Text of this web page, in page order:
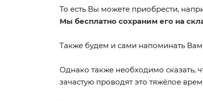
То есть Вы можете приобрести,
Мы бесплатно сохраним его на
Также будем и сами напоминать Вам
Однако также необходимо сказать,
зачастую проводят это тяжёлое